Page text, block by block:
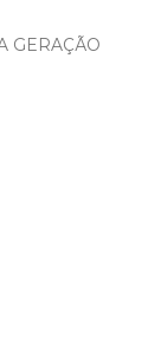
GERAÇÃO